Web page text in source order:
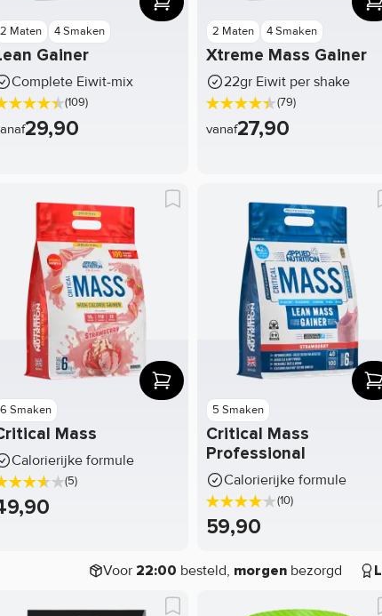
2 Maten 4 Smaken
Gainer
Complete Eiwit-mix
(109)
29,90
2 Maten 4 Smaken
Xtreme Mass Gainer
22gr Eiwit per shake
(79)
vanaf27,90
6 Smaken
Mass
Calorierijke formule
(5)
5 Smaken
Critical Mass
Professional
Calorierijke formule
(10)
59,90
Voor 22:00 besteld, morgenbezorgd